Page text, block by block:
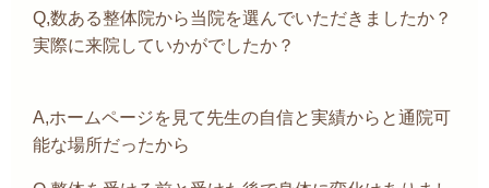
Q,数ある整体院から当院を選んでいただきましたか？
実際に来院していかがでしたか？
A,ホームページを見て先生の自信と実績からと通院可
能な場所だったから